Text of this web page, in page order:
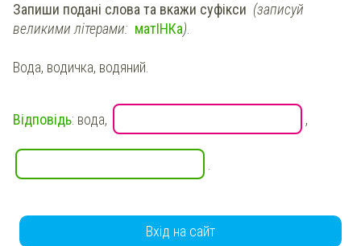
Запиши подані слова та вкажи суфікси (записуй
великими літерами: матІНКа).
Вода, водичка, водяний.
Відповідь: вода, ,
Вхід на сайт